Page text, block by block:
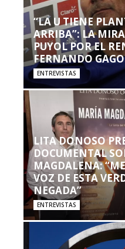
“LA U TIENE
ARRIBA”: LA
PUYOL POR EL
FERNANDO GAGO
ENTREVISTAS
LITA DONOSO
DOCUMENTAL
MAGDALENA:
VOZ DE ESTA
NEGADA”
ENTREVISTAS